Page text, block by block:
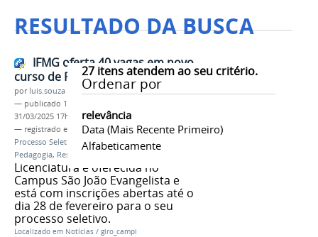
RESULTADO DA BUSCA
27itens atendem ao seu critério.
Ordenar por
relevância
Data (mais Recente Primeiro)
Alfabeticamente
IFMG oferta 40 vagas em novo
curso de Pedagogia
por luis.souza
— publicado 19/02/2025
31/03/2025 17h30
— registrado em:
Campus São João Evangelista,
Processo Seletivo 2025 Licenciatura em
Pedagogia, Resumo de edital
Licenciatura é oferecida no
Campus São João Evangelista e
está com inscrições abertas até o
dia 28 de fevereiro para o seu
processo seletivo.
Localizado em Notícias / giro_campi